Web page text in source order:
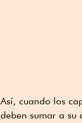
Así, cuando los
deben sumar a su